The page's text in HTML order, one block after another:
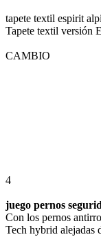
tapete textil espirit
Tapete textil versión
CAMBIO
4
juego pernos
Con los pernos
Tech hybrid alejadas